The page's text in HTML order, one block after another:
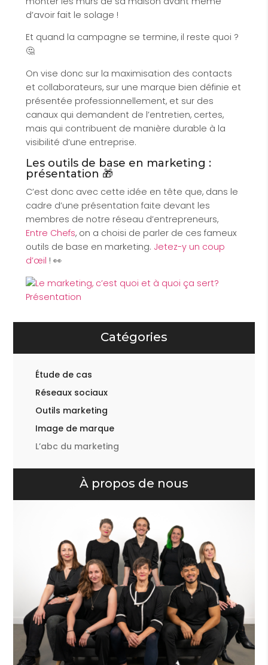
d’avoir fait le solage !
Et quand la campagne se termine, il reste quoi ?
🤔
On vise donc sur la maximisation des contacts
et collaborateurs, sur une marque bien définie et
présentée professionnellement, et sur des
canaux qui demandent de l’entretien, certes,
mais qui contribuent de manière durable à la
visibilité d’une entreprise.
Les outils de base en marketing :
présentation 🎁
C’est donc avec cette idée en tête que, dans le
cadre d’une présentation faite devant les
membres de notre réseau d’entrepreneurs,
Entre Chefs, on a choisi de parler de ces fameux
outils de base en marketing. Jetez-y un coup
d’œil ! 👀
Catégories
Étude de cas
Réseaux sociaux
Outils marketing
Image de marque
L’abc du marketing
À propos de nous